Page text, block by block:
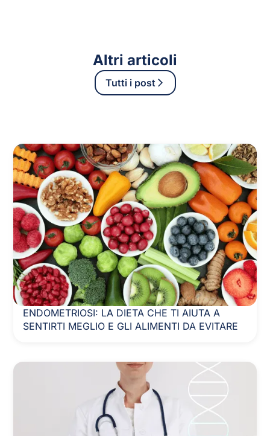
Altri articoli
Tutti i post
ENDOMETRIOSI: LA DIETA CHE TI AIUTA A
SENTIRTI MEGLIO E GLI ALIMENTI DA EVITARE